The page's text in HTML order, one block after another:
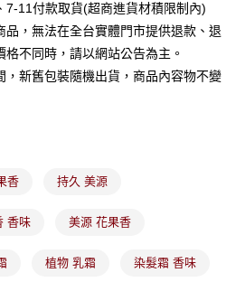
灣大哥大用戶可立即使用無須另外申請。
」，訂單成立後會自動跳轉到大哥付的交易
確認交易或遇審核未通過，訂單將自動取
況，表示未達大哥付你分期系統評分，恕無
以上)免運費
以上)免運費
7-11付款取貨(超商進貨材積限制內)
品，無法在全台實體門市提供退款、退
不同時，請以網站公告為主。
，新舊包裝隨機出貨，商品內容物不變
香 持久 美源
香味 美源 花果香
植物 乳霜 染髮霜 香味